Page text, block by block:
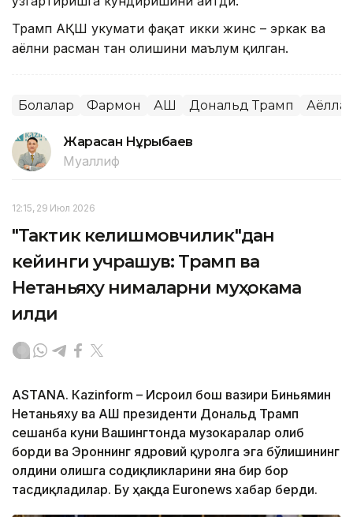
Трамп АҚШ ҳукумати фақат икки жинс – эркак ва
аёлни расман тан олишини маълум қилган.
Болалар Фармон АҚШ Дональд Трамп
Жарасқан Нұрыбаев
Муаллиф
12:15, 29 Июл 2026
"Тактик келишмовчилик"дан
кейинги учрашув: Трамп ва
Нетаньяху нималарни муҳокама
қилди
ASTANА. Кazinform – Исроил бош вазири Биньямин
Нетаньяху ва АҚШ президенти Дональд Трамп
сешанба куни Вашингтонда музокаралар олиб
борди ва Эроннинг ядровий қуролга эга бўлишининг
олдини олишга содиқликларини яна бир бор
тасдиқладилар. Бу ҳақда Euronews хабар берди.